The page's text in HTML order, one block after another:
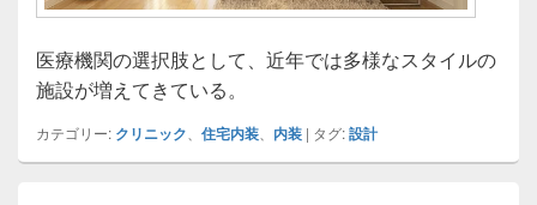
医療機関の選択肢として、近年では多様なスタイルの
施設が増えてきている。
カテゴリー: クリニック 住宅内装 内装 | タグ:設計